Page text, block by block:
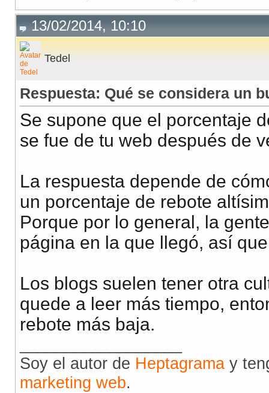
13/02/2014, 10:10
Tedel
Respuesta: Qué se considera un
Se supone que el porcentaje
se fue de tu web después de
La respuesta depende de
un porcentaje de rebote
Porque por lo general, la
página en la que llegó, así
Los blogs suelen tener otra
quede a leer más tiempo,
rebote más baja.
Soy el autor de Heptagrama y
marketing web.